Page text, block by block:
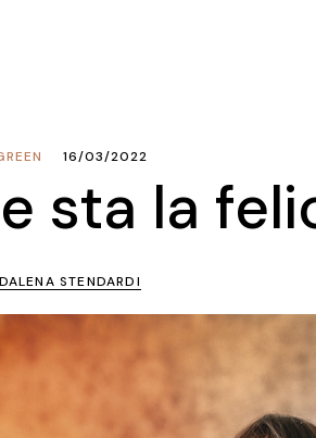
16/03/2022
sta la
STENDARDI